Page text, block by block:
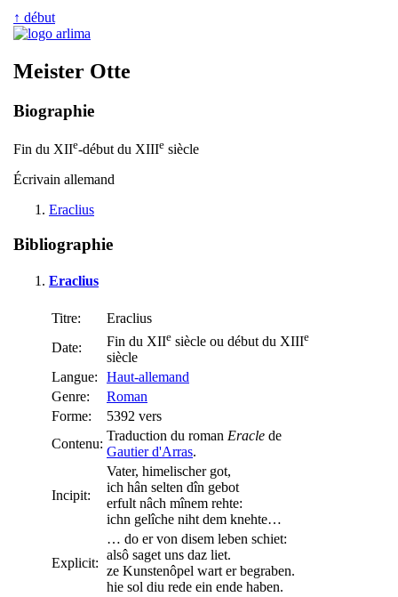
↑ début
Meister Otte
Biographie
Fin du XIIe-début du XIIIe siècle
Écrivain allemand
Eraclius
Bibliographie
Eraclius
Titre:
Eraclius
Date:
Fin du XIIe siècle ou début du XIIIe
siècle
Langue:
Haut-allemand
Genre:
Roman
Forme:
5392 vers
Contenu:
Traduction du roman Eracle de
Gautier d'Arras.
Incipit:
Vater, himelischer got,
ich hân selten dîn gebot
erfult nâch mînem rehte:
ichn gelîche niht dem knehte…
Explicit:
… do er von disem leben schiet:
alsô saget uns daz liet.
ze Kunstenôpel wart er begraben.
hie sol diu rede ein ende haben.